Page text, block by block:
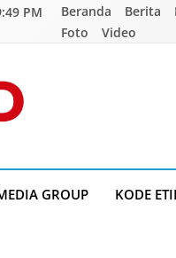
PM Beranda Berita
Foto
Video
GROUP KODE